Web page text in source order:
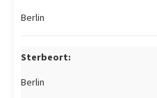
Berlin
Sterbeort:
Berlin